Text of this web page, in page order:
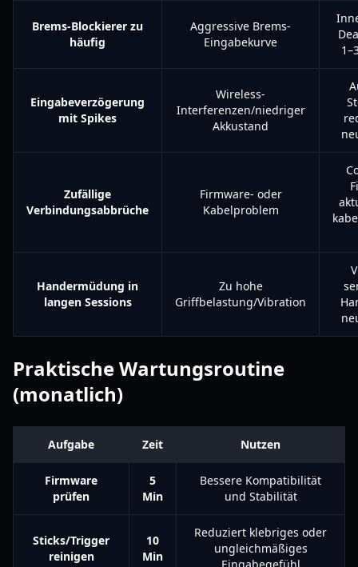
Brems-Blockierer zu
häufig
Aggressive Brems-
Eingabekurve
Eingabeverzögerung
mit Spikes
Wireless-
Interferenzen/niedriger
Akkustand
Zufällige
Verbindungsabbrüche
Firmware- oder
Kabelproblem
Handermüdung in
langen Sessions
Zu hohe
Griffbelastung/Vibration
Praktische Wartungsroutine
(monatlich)
Aufgabe Zeit Nutzen
Firmware
prüfen
5
Min
Bessere Kompatibilität
und Stabilität
Sticks/Trigger
reinigen
10
Min
Reduziert klebriges oder
ungleichmäßiges